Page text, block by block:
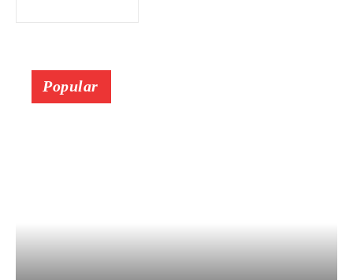
Popular